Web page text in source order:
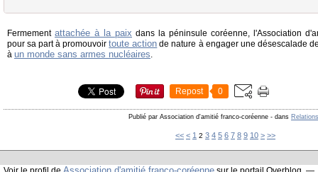
Fermement attachée à la paix dans la péninsule coréenne, l'Association
pour sa part à promouvoirtoute action de nature à engager une désescalade
à un monde sans armes nucléaires
Repost 0
Publié par Association d'amitié franco-coréenne - dans
<< < 1 2 3 4 5 6 7 8 9 10 20
> >>